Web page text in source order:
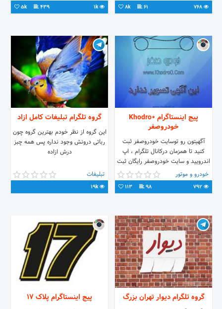
61
8k
1k
439
5k
پیج اینستاگرام Khodro0
خودروصفر
آگهیتون رو توسایت خودروصفر ثبت
کنید تا همزمان درکانال تلگرام ، اپ
اندرویید و سایت خودروصفر رایگان ثبت
بشه. اپ اندرویید
www.app.khodro0.com +آگهی
جدید
خودرو و موتور
98
113
گروه تلگرام تبلیغات کامل ازاد
این گروه از نظر خودم بهترین گروه چون
رباتی درونش وجود نداره پس همه چبز
درش ازاده
تبلیغات
19k
گروه تلگرام دیوار تهران بزرگ پیج اینستاگرام پلاک ۱۷